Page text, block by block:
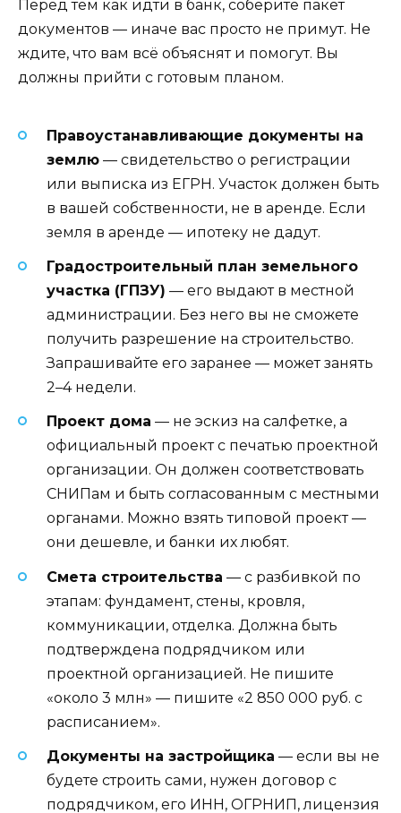
Перед тем как идти в банк, соберите пакет
документов — иначе вас просто не примут. Не
ждите, что вам всё объяснят и помогут. Вы
должны прийти с готовым планом.
Правоустанавливающие документы на
землю — свидетельство о регистрации
или выписка из ЕГРН. Участок должен быть
в вашей собственности, не в аренде. Если
земля в аренде — ипотеку не дадут.
Градостроительный план земельного
участка (ГПЗУ) — его выдают в местной
администрации. Без него вы не сможете
получить разрешение на строительство.
Запрашивайте его заранее — может занять
2–4 недели.
Проект дома — не эскиз на салфетке, а
официальный проект с печатью проектной
организации. Он должен соответствовать
СНИПам и быть согласованным с местными
органами. Можно взять типовой проект —
они дешевле, и банки их любят.
Смета строительства — с разбивкой по
этапам: фундамент, стены, кровля,
коммуникации, отделка. Должна быть
подтверждена подрядчиком или
проектной организацией. Не пишите
«около 3 млн» — пишите «2 850 000 руб. с
расписанием».
Документы на застройщика — если вы не
будете строить сами, нужен договор с
подрядчиком, его ИНН, ОГРНИП, лицензия